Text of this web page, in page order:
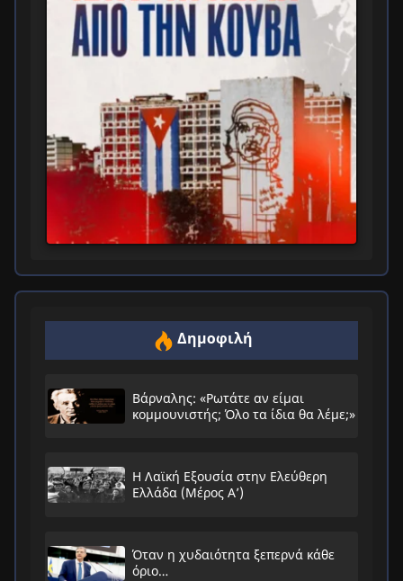
Δημοφιλή
Βάρναλης: «Ρωτάτε αν είμαι
κομμουνιστής; Όλο τα ίδια θα λέμε;»
Η Λαϊκή Εξουσία στην Ελεύθερη
Ελλάδα (Μέρος Α’)
Όταν η χυδαιότητα ξεπερνά κάθε
όριο…